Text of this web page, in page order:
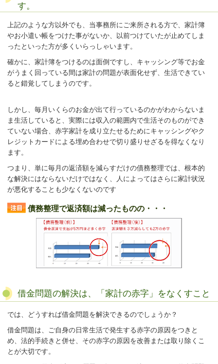
す。
上記のような方以外でも、当事務所にご来所される方で、家計簿
やお小遣い帳をつけた事がないか、以前つけていたが止めてしま
ったといった方が多くいらっしゃいます。
確かに、家計簿をつけるのは面倒ですし、キャッシング等でお金
がうまく回っている間は家計の問題が表面化せず、生活できてい
ると錯覚してしまうのです。
しかし、毎月いくらのお金が出て行っているのかがわからないま
ま生活していると、実際には収入の範囲内で生活そのものができ
ていない場合、赤字家計を成り立たせるためにキャッシングやク
レジットカードによる埋め合わせで切り盛りせざるを得なくなり
ます。
つまり、単に毎月の返済額を減らすだけの債務整理では、根本的
な解決にはならないだけではなく、人によってはさらに家計状況
が悪化することも少なくないのです
債務整理で返済額は減ったものの・・・
借金問題の解決は、「家計の赤字」をなくすこと
では、どうすれば借金問題を解決できるのでしょうか？
借金問題は、ご自身の日常生活で発生する赤字の原因をつきと
め、法的手続きと併せ、その赤字の原因を改善または取り除くこ
とが大切です。